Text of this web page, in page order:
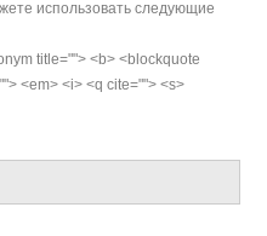
использовать следующие
title=""> <b> <blockquote
<em> <i> <q cite=""> <s>